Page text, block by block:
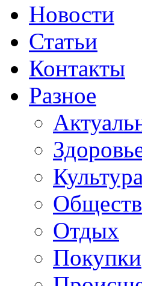
Новости
Статьи
Контакты
Разное
Культура
Отдых
Покупки